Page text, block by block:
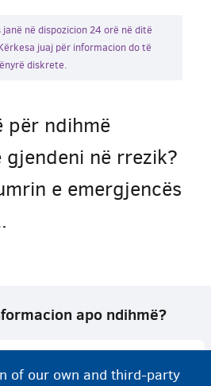
në dispozicion 24 orë në ditë
juaj për informacion do të
diskrete.
për ndihmë
në rrezik?
e emergjencës
apo ndihmë?
e trafikimit të qenieve njerëzore
of our own and third-party